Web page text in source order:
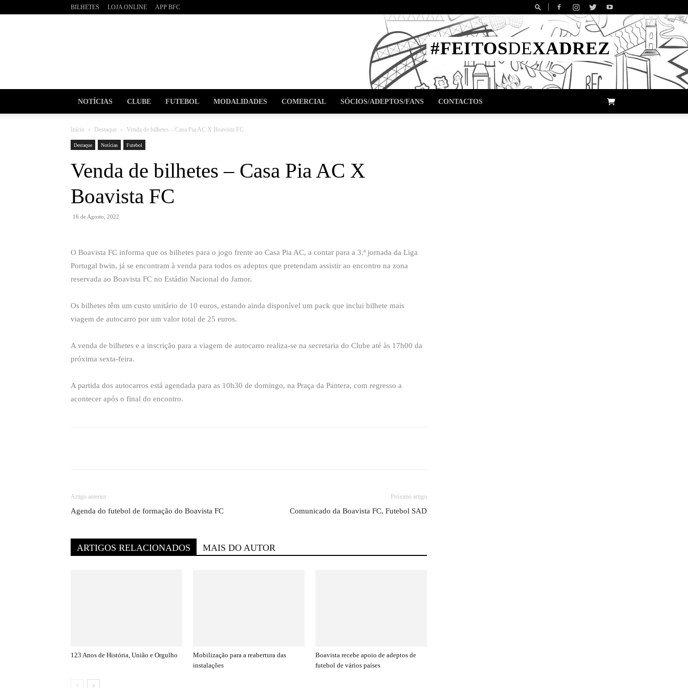
BILHETES LOJA ONLINE APP BFC
#FEITOSDEXADREZ
NOTÍCIAS CLUBE FUTEBOL MODALIDADES COMERCIAL SÓCIOS/ADEPTOS/FANS CONTACTOS
Início Destaque Venda de bilhetes – Casa Pia AC X Boavista FC
Destaque Notícias Futebol
Venda de bilhetes – Casa Pia AC X
Boavista FC
16 de Agosto, 2022
O Boavista FC informa que os bilhetes para o jogo frente ao Casa Pia AC, a contar para a 3.ª jornada da Liga
Portugal bwin, já se encontram à venda para todos os adeptos que pretendam assistir ao encontro na zona
reservada ao Boavista FC no Estádio Nacional do Jamor.
Os bilhetes têm um custo unitário de 10 euros, estando ainda disponível um pack que inclui bilhete mais
viagem de autocarro por um valor total de 25 euros.
A venda de bilhetes e a inscrição para a viagem de autocarro realiza-se na secretaria do Clube até às 17h00 da
próxima sexta-feira.
A partida dos autocarros está agendada para as 10h30 de domingo, na Praça da Pantera, com regresso a
acontecer após o final do encontro.
Artigo anterior
Agenda do futebol de formação do Boavista FC
Próximo artigo
Comunicado da Boavista FC, Futebol SAD
ARTIGOS RELACIONADOS MAIS DO AUTOR
123 Anos de História, União e Orgulho
Mobilização para a reabertura das
instalações
Boavista recebe apoio de adeptos de
futebol de vários países